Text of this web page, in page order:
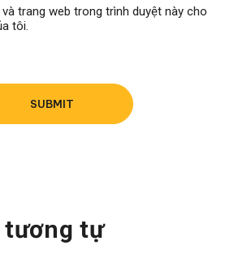
1
trang web trong trình duyệt này cho
tôi.
tương tự